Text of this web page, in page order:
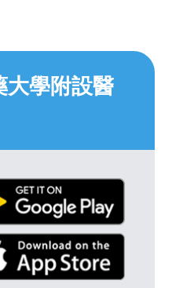
大學附設醫